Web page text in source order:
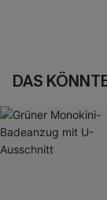
DAS